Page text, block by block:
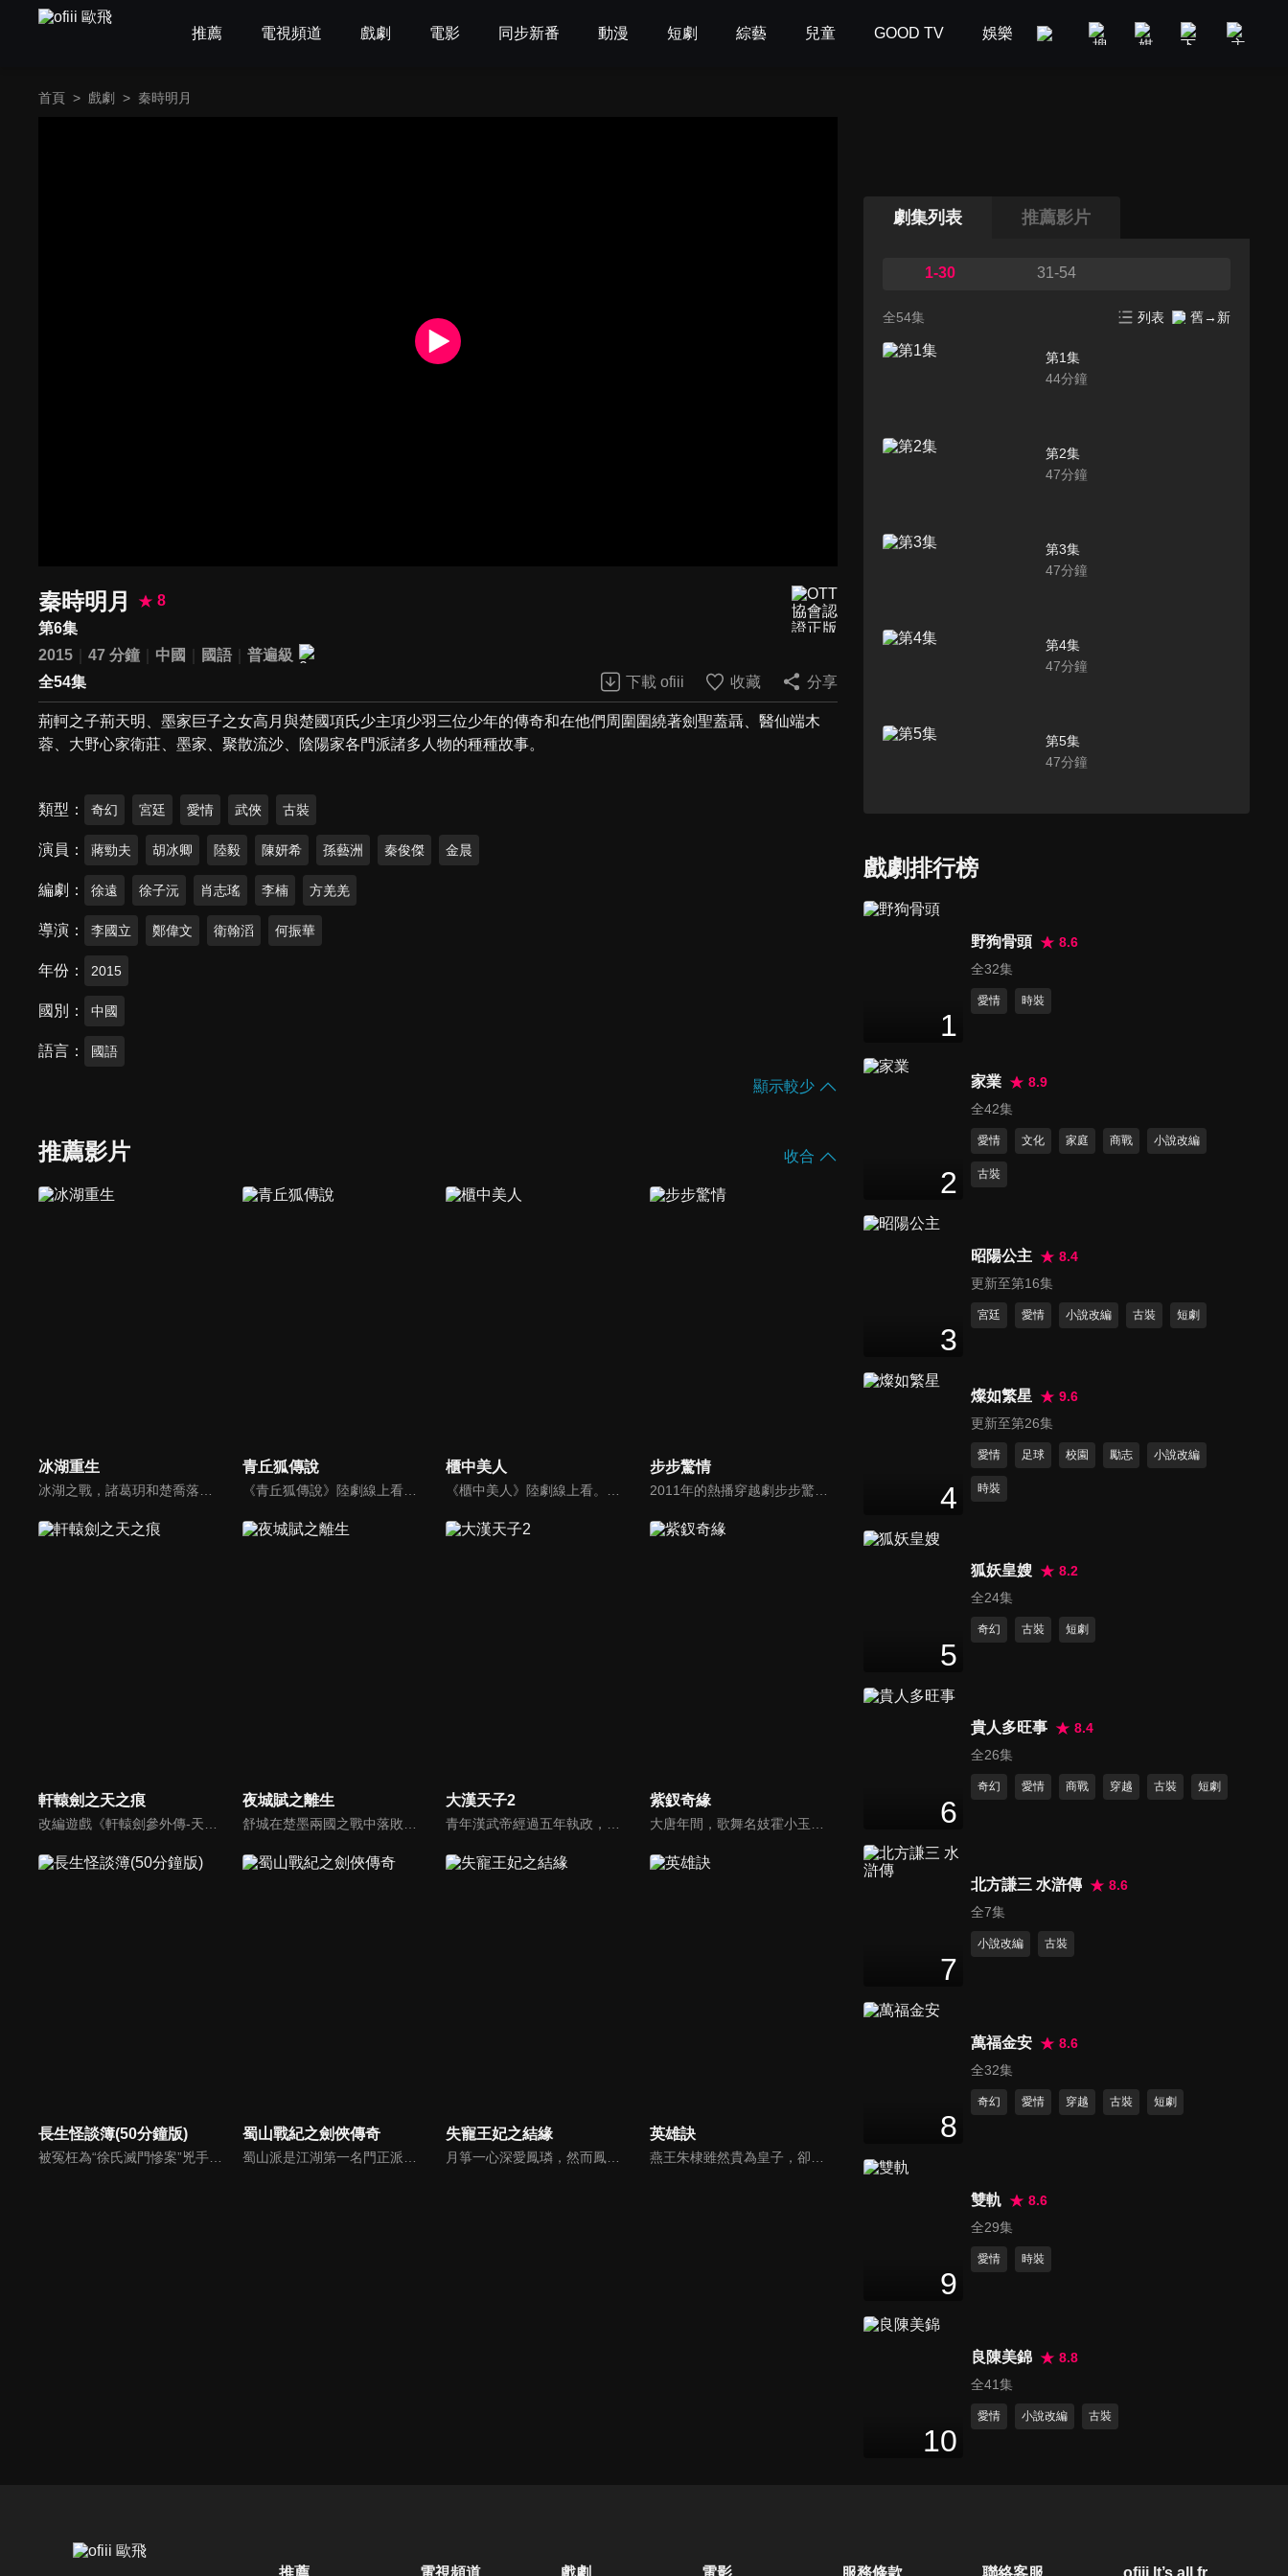
推薦 電視頻道 戲劇 電影 同步新番 動漫 短劇 綜藝 兒童 GOOD TV 娛樂 美食旅遊 新聞政論
首頁 > 戲劇 > 秦時明月
秦時明月
8
第6集
2015
47 分鐘 中國 國語
普遍級
全54集
下載 ofiii 收藏 分享
荊軻之子荊天明、墨家巨子之女高月與楚國項氏少主項少羽三位少年的傳奇和在他們周圍圍繞著劍聖蓋聶、醫仙端木
蓉、大野心家衛莊、墨家、聚散流沙、陰陽家各門派諸多人物的種種故事。
類型 奇幻 宮廷 愛情 武俠 古裝
演員 蔣勁夫 胡冰卿 陸毅 陳妍希 孫藝洲 秦俊傑 金晨
編劇 徐遠 徐子沅 肖志瑤 李楠 方羌羌
導演 李國立 鄭偉文 衛翰滔 何振華
年份 2015
國別 中國
語言 國語
顯示較少
推薦影片 收合
冰湖重生 青丘狐傳說
《青丘狐傳說》陸劇線上看。改編清代蒲松齡著名小說《聊齋志異》。摘取小說中《阿繡》、《封三娘》、《嬰寧》、《胡四相公》、《長亭》、《恆娘》這六個故事進行二次創作，講述了在「存天理，滅人慾」的炎涼世態下，至情至性的「狐們」在愛欲悲歡中的浮沉糾葛。
櫃中美人 步步驚情
2011年的熱播穿越劇步步驚心的續作，故事主軸圍繞在穿越時光回到現代的若曦（劉詩詩）無法忘記自己在清朝那段刻骨銘心的經歷，直到遇見了身為雍正帝轉世的殷正（吳奇隆），並捲入了一場家族紛爭和商戰漩渦的故事。
軒轅劍之天之痕 夜城賦之離生 大漢天子2 紫釵奇緣
長生怪談簿(50分鐘版)
被冤枉為“徐氏滅門慘案”兇手的主人公在多年後深陷倖存者的複仇圈套，成功說服其共同對抗真兇，並找出真相的故事。整個故事發生在一個荒山客棧，眾人鬥智斗勇，一步步揭開每個人的秘密，還原案件本來面目。
蜀山戰紀之劍俠傳奇
蜀山派是江湖第一名門正派，一直領導武林多年。蜀山掌門為對抗企圖搶奪赤魂石的綠袍尊者（吳奇隆），把赤魂石打入天賦異秉的丁隱（陳偉霆）體內，丁隱由此拜入蜀山門下。偶然間，丁隱發現綠袍之女玉無心（趙麗穎）竟然與他逝去的愛妻長得一模一樣…
失寵王妃之結緣
月箏一心深愛鳳璘，然而鳳璘的弟弟鳳珣是月箏的從小玩伴，對月箏也一往情深，鳳璘卻與杜將軍之女絲雨兩情相悅，在家長的主導下，月箏得償所願嫁給鳳璘，原本鳳璘並不在意她，可是在她無私、無怨、無悔的付出中，鳳璘為其感動，深深愛上月箏。
英雄訣
燕王朱棣雖然貴為皇子，卻被派駐北方鎮守燕地。他從小就表現出驚人的毅力和膽識，是眾兄弟中最出類拔萃的一個。太子朱標意外亡故後，朱元璋立皇孫朱允炆。朱棣被削藩逼得無路可退，無奈起兵，在長達四年的靖難之役後，終於入主京師。朱棣擁有了天下，卻背上了千古罵名，也失去了心中的摯愛。
劇集列表 推薦影片
1-30 31-54
全54集 列表 舊→新
第1集
44分鐘
第2集
47分鐘
第3集
47分鐘
第4集
47分鐘
第5集
47分鐘
47
分鐘
第11集
47
分鐘
46 分鐘
第16集
第17集
分鐘
47
第22集
戲劇排行榜
1
野狗骨頭
8.6
全32集
愛情 時裝
2
家業
8.9
全42集
愛情 文化 家庭 商戰 小說改編
古裝
3
昭陽公主
8.4
更新至第16集
宮廷 愛情 小說改編 古裝 短劇
4
燦如繁星
9.6
更新至第26集
愛情 足球 校園 勵志 小說改編
時裝
5
狐妖皇嫂
8.2
全24集
奇幻 古裝 短劇
6
貴人多旺事
8.4
全26集
奇幻 愛情 商戰 穿越 古裝 短劇
7
北方謙三 水滸傳
8.6
全7集
小說改編 古裝
8
萬福金安
8.6
全32集
奇幻 愛情 穿越 古裝 短劇
9
雙軌
8.6
全29集
愛情 時裝
10
良陳美錦
8.8
全41集
愛情 小說改編 古裝
推薦 電視頻道 戲劇 電影 服務條款 聯絡客服